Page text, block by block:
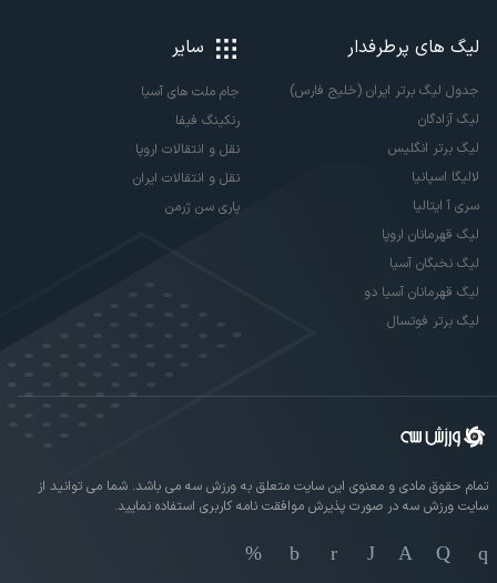
لیگ های پرطرفدار
جدول لیگ برتر ایران (خلیج فارس)
لیگ آزادگان
لیگ برتر انگلیس
لالیگا اسپانیا
سری آ ایتالیا
لیگ قهرمانان اروپا
لیگ نخبگان آسیا
لیگ قهرمانان آسیا دو
لیگ برتر فوتسال
سایر
جام ملت های آسیا
رنکینگ فیفا
نقل و انتقالات اروپا
نقل و انتقالات ایران
پاری سن ژرمن
تمام حقوق مادی و معنوی این سایت متعلق به ورزش سه می باشد. شما می توانید از
سایت ورزش سه در صورت پذیرش موافقت نامه کاربری استفاده نمایید.